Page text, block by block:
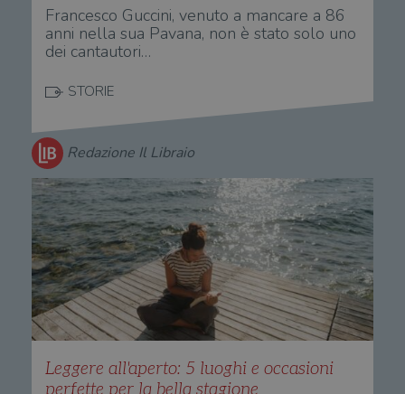
Francesco Guccini, venuto a mancare a 86
anni nella sua Pavana, non è stato solo uno
dei cantautori…
STORIE
Redazione Il Libraio
Leggere all'aperto: 5 luoghi e occasioni
perfette per la bella stagione